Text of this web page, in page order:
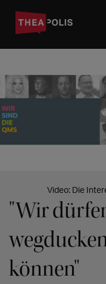
Video: Die
"Wir
können"